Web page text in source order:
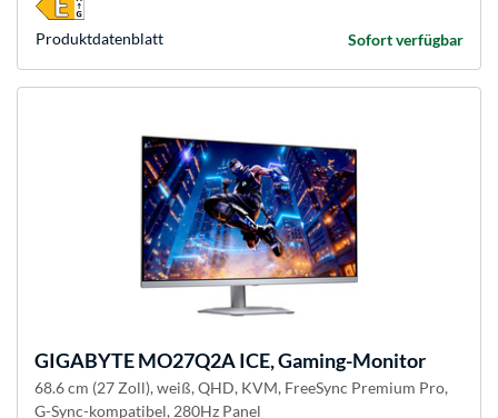
Sofort verfügbar
Produkt­datenblatt
GIGABYTEMO27Q2A ICE, Gaming-Monitor
68.6 cm (27 Zoll), weiß, QHD, KVM, FreeSync Premium Pro,
G-Sync-kompatibel, 280Hz Panel